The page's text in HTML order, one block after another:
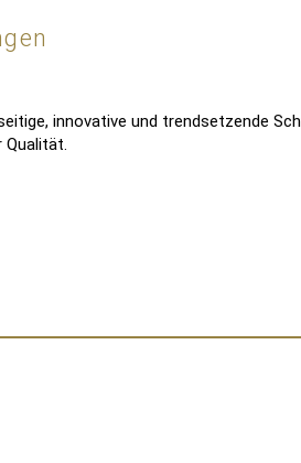
innovative und trendsetzende
Qualität.